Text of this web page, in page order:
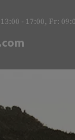
- 17:00, Fr: